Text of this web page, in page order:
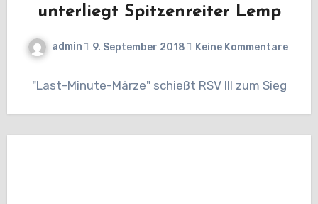
unterliegt Spitzenreiter Lemp
admin 9. September 2018 Keine Kommentare
"Last-Minute-Märze" schießt RSV III zum Sieg